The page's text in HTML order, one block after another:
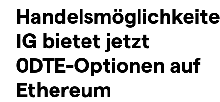
IG bietet jetzt
0DTE-Optionen auf
Ethereum